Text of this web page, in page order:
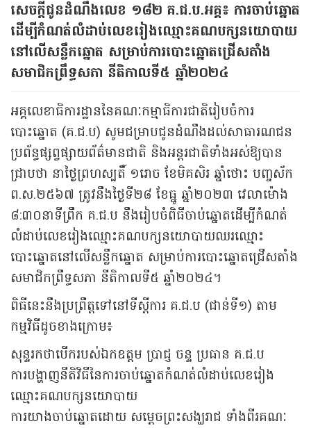
សេចក្តីជូនដំណឹងលេខ ១៨២ គ.ជ.ប.អគ្គ៖ ការចាប់ឆ្នោត
ដើម្បីកំណត់លំដាប់លេខរៀងឈ្មោះគណបក្សនយោបាយ
នៅលើសន្លឹកឆ្នោត សម្រាប់ការបោះឆ្នោតជ្រើសតាំង
សមាជិកព្រឹទ្ធសភា នីតិកាលទី៥ ឆ្នាំ២០២៤
អគ្គលេខាធិការដ្ឋាននៃគណៈកម្មាធិការជាតិរៀបចំការ
បោះឆ្នោត (គ.ជ.ប) សូមជម្រាបជូនដំណឹងដល់សាធារណជន
ប្រព័ន្ធផ្សព្វ​ផ្សា​យព័ត៌មានជាតិ និងអន្តរជាតិទាំងអស់ឱ្យបាន
ជ្រាបថា នាថ្ងៃព្រហស្បតិ៍ ១រោច ខែមិគសិរ ឆ្នាំថោះ បញ្ចស័ក
ព.ស.២៥៦៧ ត្រូវនឹងថ្ងៃទី២៨ ខែធ្នូ ឆ្នាំ២​០​២​៣ វេលាម៉ោង
៨:៣០នាទីព្រឹក គ.ជ.ប នឹងរៀបចំពិធីចាប់ឆ្នោ​តដើម្បីកំណត់
លំដាប់លេខរៀងឈ្មោះគណប​ក្ស​នយោបាយឈរឈ្មោះ
បោះឆ្នោតនៅលើសន្លឹកឆ្នោត សម្រាប់កា​រ​បោះឆ្នោតជ្រើសតាំ​ង​
សមាជិកព្រឹទ្ធសភា នីតិកាលទី៥ ឆ្នាំ២០២៤។
ពិធីនេះនឹងប្រព្រឹត្តទៅនៅទីស្តីការ គ.ជ.ប (ជាន់ទី១) តាម
កម្មវិធីដូចខាងក្រោម៖
សុន្ទរកថាបើករបស់ឯកឧត្ដម ប្រាជ្ញ ចន្ទ ប្រធាន គ.ជ.ប
ការបង្ហាញនីតិវិធីនៃការចាប់ឆ្នោតកំណត់លំដាប់លេខរៀង
ឈ្មោះគណបក្សនយោបាយ
ការយាងចាប់ឆ្នោតដោយ សម្ដេចព្រះសង្ឃរាជ ទាំងពីរគណៈ